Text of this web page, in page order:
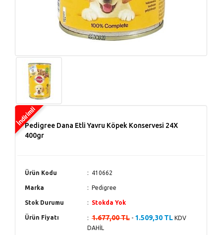
Pedigree Dana Etli Yavru Köpek Konservesi 24X
400gr
Ürün Kodu 410662
Marka Pedigree
Stok Durumu Stokda Yok
Ürün Fiyatı 1.677,00 TL - 1.509,30 TL KDV
DAHİL